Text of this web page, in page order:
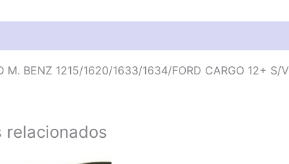
M. BENZ 1215/1620/1633/1634/FORD CARGO 12+ S/V
relacionados